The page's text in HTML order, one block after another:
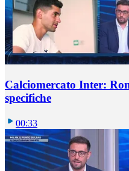
Calciomercato Inter:
specifiche
00:33